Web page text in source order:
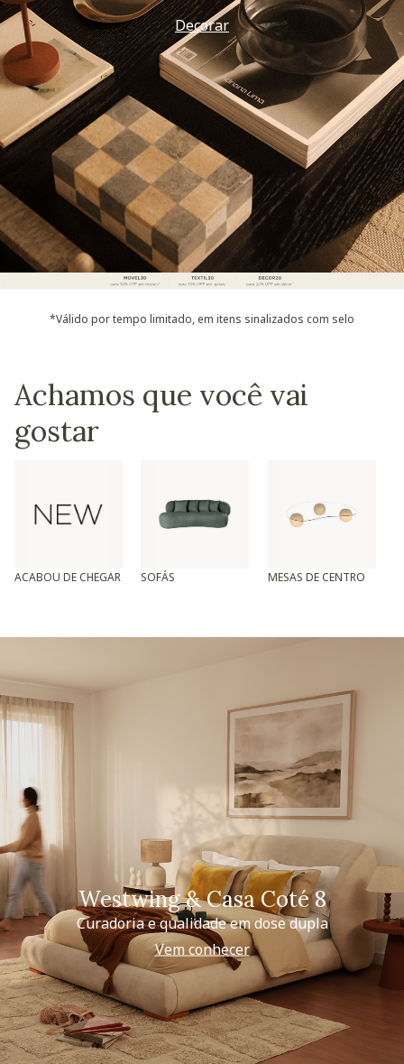
Vem ver
*Válido por tempo limitado, em itens sinalizados com selo
Achamos que você vai
gostar
ACABOU DE CHEGAR SOFÁS MESAS DE CENTRO
Westwing & Casa Coté 8
Curadoria e qualidade em dose dupla
Vem conhecer